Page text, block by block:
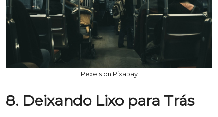
Pexels on Pixabay
8. Deixando Lixo para Trás